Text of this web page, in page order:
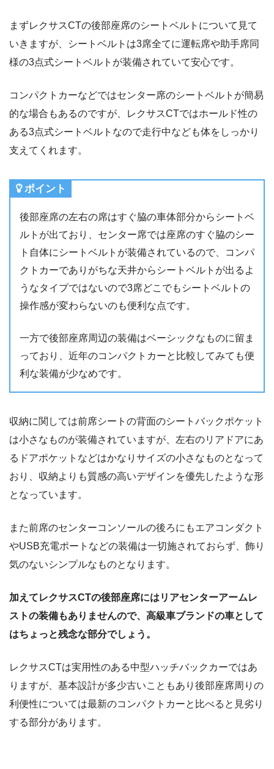
まずレクサスCTの後部座席のシートベルトについて見て
いきますが、シートベルトは3席全てに運転席や助手席同
様の3点式シートベルトが装備されていて安心です。
コンパクトカーなどではセンター席のシートベルトが簡易
的な場合もあるのですが、レクサスCTではホールド性の
ある3点式シートベルトなので走行中なども体をしっかり
支えてくれます。
ポイント
後部座席の左右の席はすぐ脇の車体部分からシートベ
ルトが出ており、センター席では座席のすぐ脇のシー
ト自体にシートベルトが装備されているので、コンパ
クトカーでありがちな天井からシートベルトが出るよ
うなタイプではないので3席どこでもシートベルトの
操作感が変わらないのも便利な点です。
一方で後部座席周辺の装備はベーシックなものに留ま
っており、近年のコンパクトカーと比較してみても便
利な装備が少なめです。
収納に関しては前席シートの背面のシートバックポケット
は小さなものが装備されていますが、左右のリアドアにあ
るドアポケットなどはかなりサイズの小さなものとなって
おり、収納よりも質感の高いデザインを優先したような形
となっています。
また前席のセンターコンソールの後ろにもエアコンダクト
やUSB充電ポートなどの装備は一切施されておらず、飾り
気のないシンプルなものとなります。
加えてレクサスCTの後部座席にはリアセンターアームレ
ストの装備もありませんので、高級車ブランドの車として
はちょっと残念な部分でしょう。
レクサスCTは実用性のある中型ハッチバックカーではあ
りますが、基本設計が多少古いこともあり後部座席周りの
利便性については最新のコンパクトカーと比べると見劣り
する部分があります。